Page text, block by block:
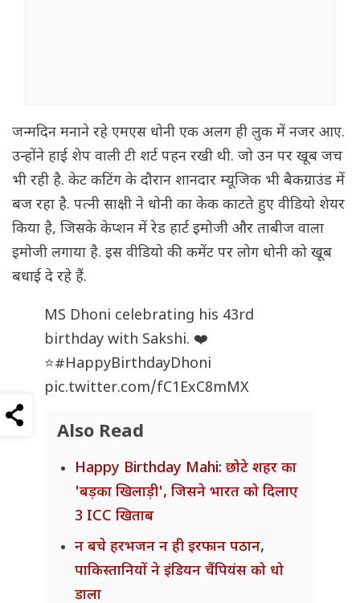
जन्मदिन मनाने रहे एमएस धोनी एक अलग ही लुक में नजर आए.
उन्होंने हाई शेप वाली टी शर्ट पहन रखी थी. जो उन पर खूब जच
भी रही है. केट कटिंग के दौरान शानदार म्यूजिक भी बैकग्राउंड में
बज रहा है. पत्नी साक्षी ने धोनी का केक काटते हुए वीडियो शेयर
किया है, जिसके केप्शन में रेड हार्ट इमोजी और ताबीज वाला
इमोजी लगाया है. इस वीडियो की कमेंट पर लोग धोनी को खूब
बधाई दे रहे हैं.
MS Dhoni celebrating his 43rd
birthday with Sakshi. ❤️
⭐#HappyBirthdayDhoni
pic.twitter.com/fC1ExC8mMX
Also Read
Happy Birthday Mahi: छोटे शहर का
'बड़का खिलाड़ी', जिसने भारत को दिलाए
3 ICC खिताब
न बचे हरभजन न ही इरफान पठान,
पाकिस्तानियों ने इंडियन चैंपियंस को धो
डाला